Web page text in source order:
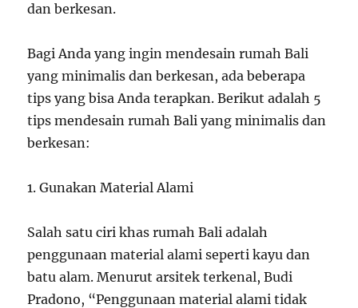
dan berkesan.
Bagi Anda yang ingin mendesain rumah Bali
yang minimalis dan berkesan, ada beberapa
tips yang bisa Anda terapkan. Berikut adalah 5
tips mendesain rumah Bali yang minimalis dan
berkesan:
1. Gunakan Material Alami
Salah satu ciri khas rumah Bali adalah
penggunaan material alami seperti kayu dan
batu alam. Menurut arsitek terkenal, Budi
Pradono, “Penggunaan material alami tidak